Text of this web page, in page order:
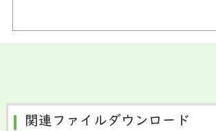
関連ファイルダウンロード